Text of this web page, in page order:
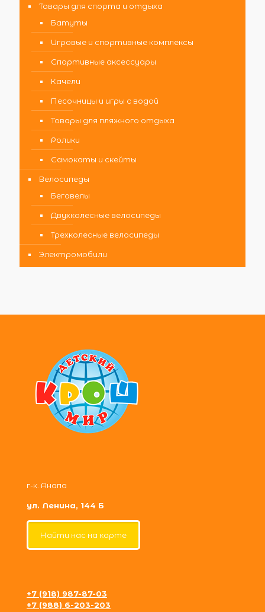
Товары для спорта и отдыха
Батуты
Игровые и спортивные комплексы
Спортивные аксессуары
Качели
Песочницы и игры с водой
Товары для пляжного отдыха
Ролики
Самокаты и скейты
Велосипеды
Беговелы
Двухколесные велосипеды
Трехколесные велосипеды
Электромобили
г-к. Анапа
ул. Ленина, 144 Б
Найти нас на карте
+7 (918) 987-87-03
+7 (988) 6-203-203